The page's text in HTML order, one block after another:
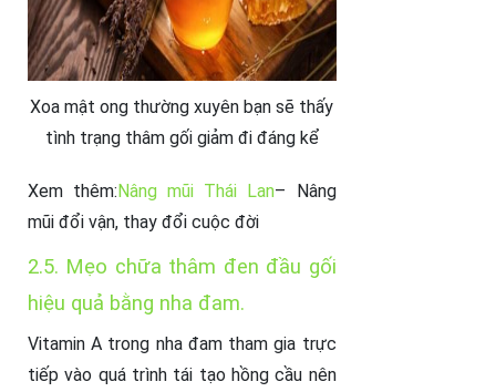
Xoa mật ong thường xuyên bạn sẽ thấy
tình trạng thâm gối giảm đi đáng kể
Xem thêm:Nâng mũi Thái Lan– Nâng
mũi đổi vận, thay đổi cuộc đời
2.5. Mẹo chữa thâm đen đầu gối
hiệu quả bằng nha đam.
Vitamin A trong nha đam tham gia trực
tiếp vào quá trình tái tạo hồng cầu nên